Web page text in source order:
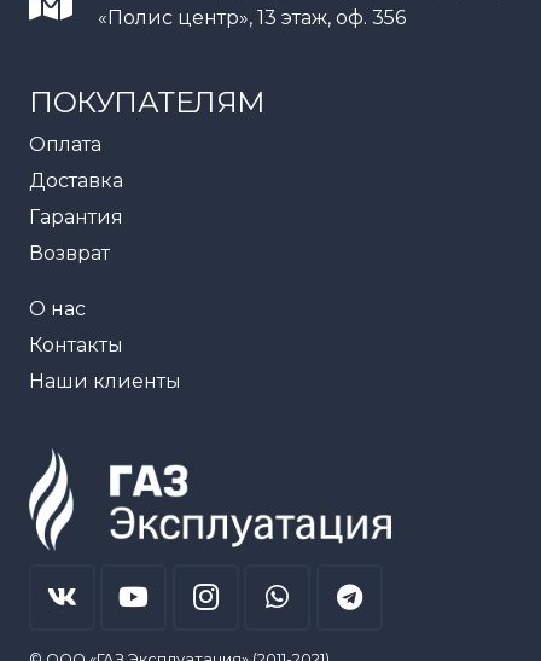
ПОКУПАТЕЛЯМ
Оплата
Доставка
Гарантия
Возврат
О нас
Контакты
Наши клиенты
«Полис центр», 13 этаж, оф. 356